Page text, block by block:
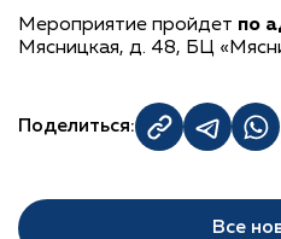
Мероприятие пройдет по
Мясницкая, д. 48, БЦ
Поделиться:
Все